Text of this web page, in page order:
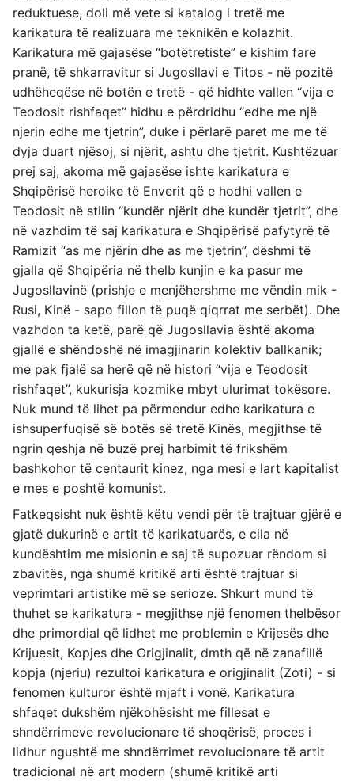
reduktuese, doli më vete si katalog i tretë me
karikatura të realizuara me teknikën e kolazhit.
Karikatura më gajasëse “botëtretiste” e kishim fare
pranë, të shkarravitur si Jugosllavi e Titos - në pozitë
udhëheqëse në botën e tretë - që hidhte vallen “vija e
Teodosit rishfaqet” hidhu e përdridhu “edhe me një
njerin edhe me tjetrin”, duke i përlarë paret me me të
dyja duart njësoj, si njërit, ashtu dhe tjetrit. Kushtëzuar
prej saj, akoma më gajasëse ishte karikatura e
Shqipërisë heroike të Enverit që e hodhi vallen e
Teodosit në stilin “kundër njërit dhe kundër tjetrit”, dhe
në vazhdim të saj karikatura e Shqipërisë pafytyrë të
Ramizit “as me njërin dhe as me tjetrin”, dëshmi të
gjalla që Shqipëria në thelb kunjin e ka pasur me
Jugosllavinë (prishje e menjëhershme me vëndin mik -
Rusi, Kinë - sapo fillon të puqë qiqrrat me serbët). Dhe
vazhdon ta ketë, parë që Jugosllavia është akoma
gjallë e shëndoshë në imagjinarin kolektiv ballkanik;
me pak fjalë sa herë që në histori “vija e Teodosit
rishfaqet”, kukurisja kozmike mbyt ulurimat tokësore.
Nuk mund të lihet pa përmendur edhe karikatura e
ishsuperfuqisë së botës së tretë Kinës, megjithse të
ngrin qeshja në buzë prej harbimit të frikshëm
bashkohor të centaurit kinez, nga mesi e lart kapitalist
e mes e poshtë komunist.
Fatkeqsisht nuk është këtu vendi për të trajtuar gjërë e
gjatë dukurinë e artit të karikatuarës, e cila në
kundështim me misionin e saj të supozuar rëndom si
zbavitës, nga shumë kritikë arti është trajtuar si
veprimtari artistike më se serioze. Shkurt mund të
thuhet se karikatura - megjithse një fenomen thelbësor
dhe primordial që lidhet me problemin e Krijesës dhe
Krijuesit, Kopjes dhe Origjinalit, dmth që në zanafillë
kopja (njeriu) rezultoi karikatura e origjinalit (Zoti) - si
fenomen kulturor është mjaft i vonë. Karikatura
shfaqet dukshëm njëkohësisht me fillesat e
shndërrimeve revolucionare të shoqërisë, proces i
lidhur ngushtë me shndërrimet revolucionare të artit
tradicional në art modern (shumë kritikë arti